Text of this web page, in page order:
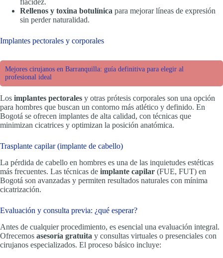
flacidez.
Rellenos y toxina botulínica para mejorar líneas de expresión
sin perder naturalidad.
Implantes pectorales y corporales
Mejores cirujanos en Barranquilla: guía definitiva para elegir al
profesional ideal
Los implantes pectorales y otras prótesis corporales son una opción
para hombres que buscan un contorno más atlético y definido. En
Bogotá se ofrecen implantes de alta calidad, con técnicas que
minimizan cicatrices y optimizan la posición anatómica.
Trasplante capilar (implante de cabello)
La pérdida de cabello en hombres es una de las inquietudes estéticas
más frecuentes. Las técnicas de implante capilar (FUE, FUT) en
Bogotá son avanzadas y permiten resultados naturales con mínima
cicatrización.
Evaluación y consulta previa: ¿qué esperar?
Antes de cualquier procedimiento, es esencial una evaluación integral.
Ofrecemos asesoría gratuita y consultas virtuales o presenciales con
cirujanos especializados. El proceso básico incluye: